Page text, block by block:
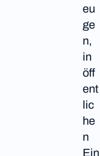
eu
ge
n,
in
öff
ent
lic
he
n
Ein